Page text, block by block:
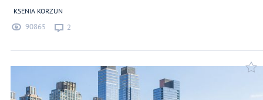
KSENIA KORZUN
90865 2